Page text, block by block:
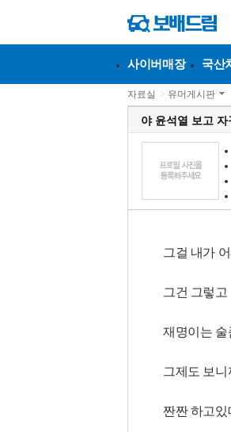
사이버매장 국산
자료실 > 유머게시판
야 윤석열 보고 자
그걸 내가
그건 그렇고
재명이는
그제도 보
짠짠 하고있